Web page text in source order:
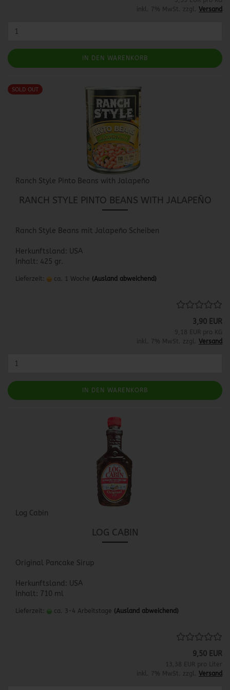
inkl. 7% MwSt. zzgl. Versand
IN DEN WARENKORB
SOLD OUT
Ranch Style Pinto Beans with Jalapeño
RANCH STYLE PINTO BEANS WITH JALAPEÑO
Ranch Style Beans mit Jalapeño Scheiben
Herkunftsland: USA
Inhalt: 425 gr.
Lieferzeit: ca. 1 Woche (Ausland abweichend)
3,90 EUR
9,18 EUR pro KG
inkl. 7% MwSt. zzgl. Versand
IN DEN WARENKORB
Log Cabin
LOG CABIN
Original Pancake Sirup
Herkunftsland: USA
Inhalt: 710 ml
Lieferzeit: ca. 3-4 Arbeitstage (Ausland abweichend)
9,50 EUR
13,38 EUR pro Liter
inkl. 7% MwSt. zzgl. Versand